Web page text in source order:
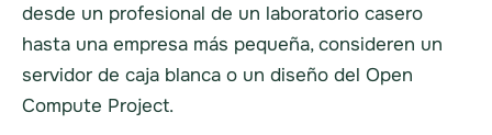
desde un profesional de un laboratorio casero
hasta una empresa más pequeña, consideren un
servidor de caja blanca o un diseño del Open
Compute Project.